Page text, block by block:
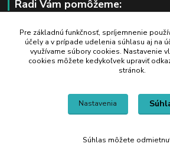
Radi Vám pomôžeme:
+421 908 700 612
po-pia: 8.00 - 16.00
business@jtf.sk
Pre základnú funkčnosť, spríjemnenie
účely a v prípade udelenia súhlasu aj na
využívame súbory cookies. Nastavenie
cookies môžete kedykoľvek upraviť
stránok.
Nastavenia
Súhlas môžete